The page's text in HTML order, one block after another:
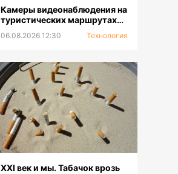
Камеры видеонаблюдения на
туристических маршрутах
«Бурабай»
06.08.2026 12:30 Технология
XXI век и мы. Табачок врозь